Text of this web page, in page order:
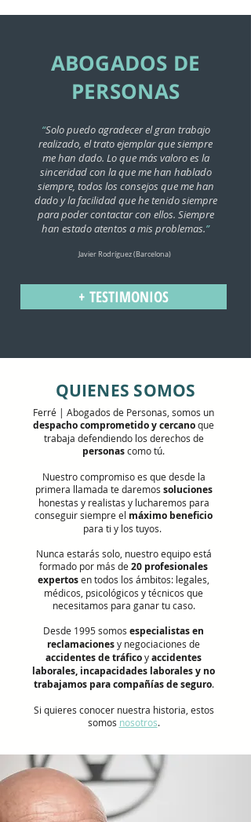
ABOGADOS DE
PERSONAS
“Solo puedo agradecer el gran trabajo
realizado, el trato ejemplar que siempre
me han dado. Lo que más valoro es la
sinceridad con la que me han hablado
siempre, todos los consejos que me han
dado y la facilidad que he tenido siempre
para poder contactar con ellos. Siempre
han estado atentos a mis problemas.”
Javier Rodríguez (Barcelona)
+ TESTIMONIOS
QUIENES SOMOS
Ferré | Abogados de Personas, somos un
despacho comprometido y cercanoque
trabaja defendiendo los derechos de
personascomo tú.
Nuestro compromiso es que desde la
primera llamada te daremos soluciones
honestas y realistas y lucharemos para
conseguir siempre el máximo beneficio
para ti y los tuyos.
Nunca estarás solo, nuestro equipo está
formado por más de 20 profesionales
expertosen todos los ámbitos: legales,
médicos, psicológicos y técnicos que
necesitamos para ganar tu caso.
Desde 1995 somos especialistas en
reclamacionesy negociaciones de
accidentes de tráficoyaccidentes
laborales, incapacidades laborales y no
trabajamos para compañías de seguro.
Si quieres conocer nuestra historia, estos
somos nosotros.